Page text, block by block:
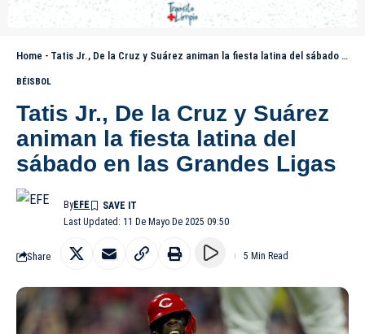
Home - Tatis Jr., De la Cruz y Suárez animan la fiesta latina del sábado en las Grandes Ligas
BÉISBOL
Tatis Jr., De la Cruz y Suárez
animan la fiesta latina del
sábado en las Grandes Ligas
Last Updated: 11 De Mayo De 2025 09:50
ByEFE
Share 5 Min Read